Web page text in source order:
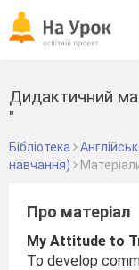
Дидактичний
"
Бібліотека
навчання)
Про матеріал
My Attitude to
To develop